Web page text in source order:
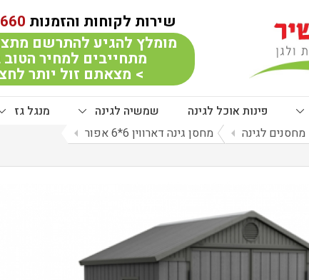
שירות לקוחות והזמנות
מומלץ להגיע להתרשם
מתחייבים למחיר הטוב
> מצאתם זול יותר
פינות אוכל לגינה שמשיה לגינה מנגל גז
מחסנים לגינה arrow_left מחסן גינה דארווין 6*6 אפור arrow_left